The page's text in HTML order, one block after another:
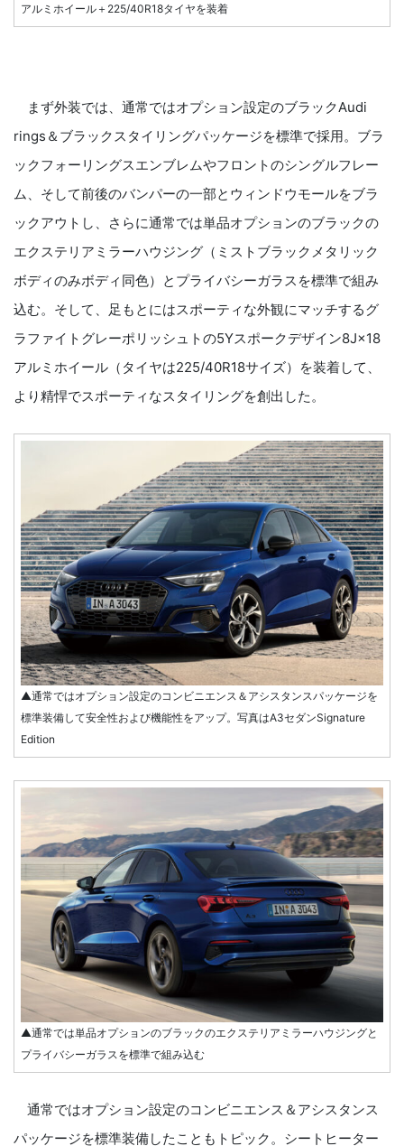
アルミホイール＋225/40R18タイヤを装着
まず外装では、通常ではオプション設定のブラックAudi
rings＆ブラックスタイリングパッケージを標準で採用。ブラ
ックフォーリングスエンブレムやフロントのシングルフレー
ム、そして前後のバンパーの一部とウィンドウモールをブラ
ックアウトし、さらに通常では単品オプションのブラックの
エクステリアミラーハウジング（ミストブラックメタリック
ボディのみボディ同色）とプライバシーガラスを標準で組み
込む。そして、足もとにはスポーティな外観にマッチするグ
ラファイトグレーポリッシュトの5Yスポークデザイン8J×18
アルミホイール（タイヤは225/40R18サイズ）を装着して、
より精悍でスポーティなスタイリングを創出した。
▲通常ではオプション設定のコンビニエンス＆アシスタンスパッケージを
標準装備して安全性および機能性をアップ。写真はA3セダンSignature
Edition
▲通常では単品オプションのブラックのエクステリアミラーハウジングと
プライバシーガラスを標準で組み込む
通常ではオプション設定のコンビニエンス＆アシスタンス
パッケージを標準装備したこともトピック。シートヒーター